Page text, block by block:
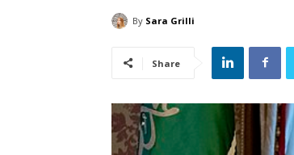
By Sara Grilli
Share